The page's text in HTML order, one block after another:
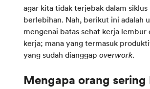
agar kita tidak terjebak dalam siklus
berlebihan. Nah, berikut ini adalah
mengenai batas sehat kerja lembur
kerja; mana yang termasuk
yang sudah dianggap overwork.
Mengapa orang sering